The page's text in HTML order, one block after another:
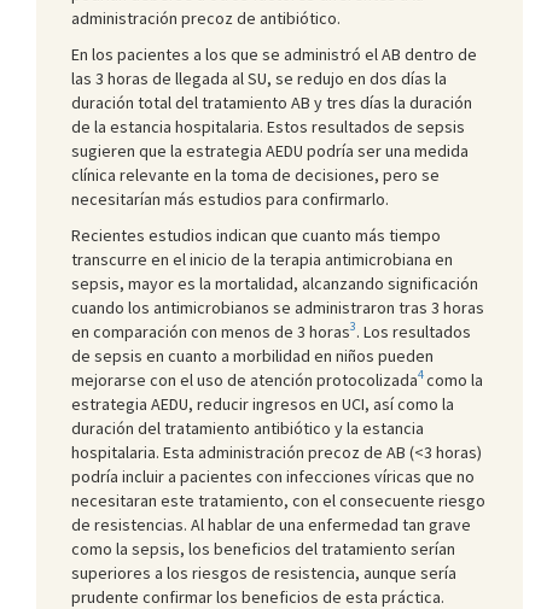
administración precoz de antibiótico.
En los pacientes a los que se administró el AB dentro de
las 3 horas de llegada al SU, se redujo en dos días la
duración total del tratamiento AB y tres días la duración
de la estancia hospitalaria. Estos resultados de sepsis
sugieren que la estrategia AEDU podría ser una medida
clínica relevante en la toma de decisiones, pero se
necesitarían más estudios para confirmarlo.
Recientes estudios indican que cuanto más tiempo
transcurre en el inicio de la terapia antimicrobiana en
sepsis, mayor es la mortalidad, alcanzando significación
cuando los antimicrobianos se administraron tras 3 horas
en comparación con menos de 3 horas3. Los resultados
de sepsis en cuanto a morbilidad en niños pueden
mejorarse con el uso de atención protocolizada4como la
estrategia AEDU, reducir ingresos en UCI, así como la
duración del tratamiento antibiótico y la estancia
hospitalaria. Esta administración precoz de AB (<3 horas)
podría incluir a pacientes con infecciones víricas que no
necesitaran este tratamiento, con el consecuente riesgo
de resistencias. Al hablar de una enfermedad tan grave
como la sepsis, los beneficios del tratamiento serían
superiores a los riesgos de resistencia, aunque sería
prudente confirmar los beneficios de esta práctica.